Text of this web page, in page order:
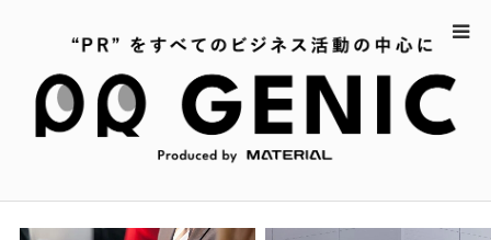
ホーム2019年 7月